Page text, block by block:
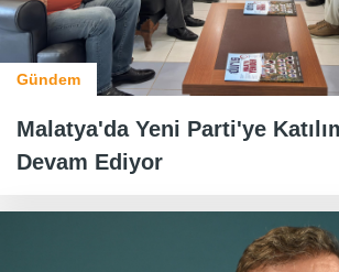
Gündem
Malatya'da Yeni Parti'ye
Devam Ediyor